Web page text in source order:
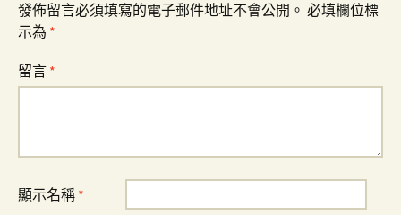
發佈留言必須填寫的電子郵件地址不會公開。 必填欄位標
示為 *
留言 *
顯示名稱 *